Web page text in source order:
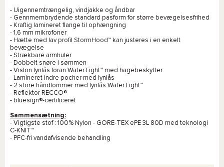
- Uigennemtrængelig, vindjakke og åndbar
- Gennmembrydende standard pasform for større bevægelsesfrihed
- Kraftig lamineret flange til ophængning
- 1,6 mm mikrofoner
- Hætte med lav profil StormHood™ kan justeres i en enkelt
bevægelse
- Strækbare armhuler
- Dobbelt snøre i sømmen
- Vislon lynlås foran WaterTight™ med hagebeskytter
- Lamineret indre pocher med lynlås
- 2 store håndlommer med lynlås WaterTight™
- Reflektor RECCO®
- bluesign®-certificeret
Sammensætning:
- Vigtigste stof : 100% Nylon - GORE-TEX ePE 3L 80D med teknologi
C-KNIT™
- PFC-fri vandafvisende behandling